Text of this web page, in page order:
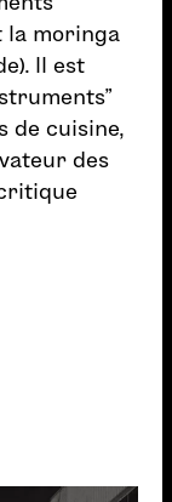
la moringa
Il est
de cuisine,
des